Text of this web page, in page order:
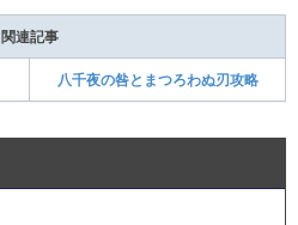
関連記事
八千夜の咎とまつろわぬ刃攻略